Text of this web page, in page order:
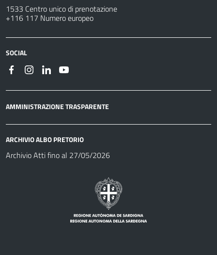
1533 Centro unico di prenotazione
+116 117 Numero europeo
SOCIAL
AMMINISTRAZIONE TRASPARENTE
ARCHIVIO ALBO PRETORIO
Archivio Atti fino al 27/05/2026